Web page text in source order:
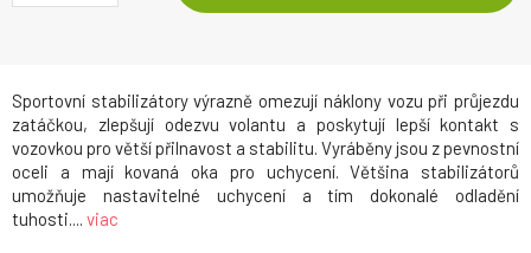
Sportovní stabilizátory výrazně omezují náklony vozu při průjezdu
zatáčkou, zlepšují odezvu volantu a poskytují lepší kontakt s
vozovkou pro větší přilnavost a stabilitu. Vyráběny jsou z pevnostní
oceli a mají kovaná oka pro uchycení. Většina stabilizátorů
umožňuje nastavitelné uchycení a tím dokonalé odladění
tuhosti.... viac